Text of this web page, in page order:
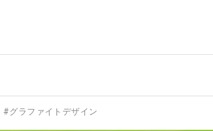
#グラファイトデザイン